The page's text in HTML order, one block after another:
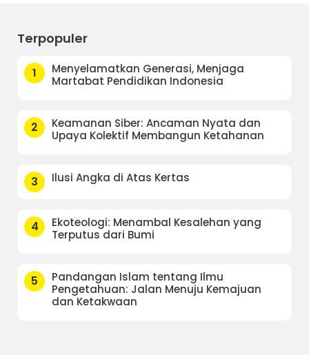
Terpopuler
1
Menyelamatkan Generasi, Menjaga
Martabat Pendidikan Indonesia
2
Keamanan Siber: Ancaman Nyata dan
Upaya Kolektif Membangun Ketahanan
3 Ilusi Angka di Atas Kertas
4
Ekoteologi: Menambal Kesalehan yang
Terputus dari Bumi
5
Pandangan Islam tentang Ilmu
Pengetahuan: Jalan Menuju Kemajuan
dan Ketakwaan